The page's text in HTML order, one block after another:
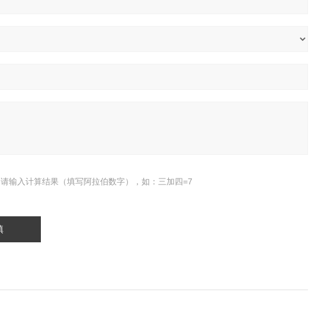
请输入计算结果（填写阿拉伯数字），如：三加四=7